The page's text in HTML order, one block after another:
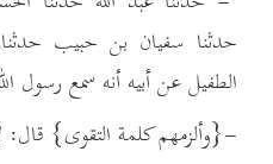
حدثنا سفيان بن حبيب
الطفيل عن أبيه أنه سمع رسول
-{وألزمهم كلمة التقوى} قال: